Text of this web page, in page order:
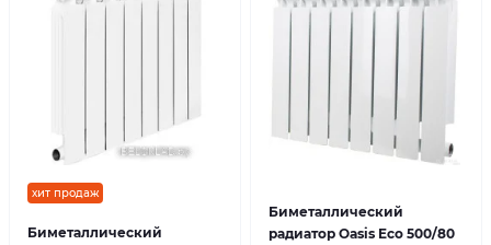
хит продаж
Биметаллический
Биметаллический
радиатор Oasis Eco 500/80